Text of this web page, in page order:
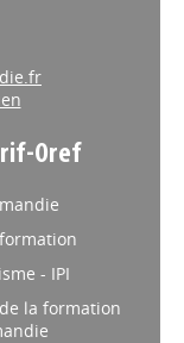
Oref
- IPI
la formation